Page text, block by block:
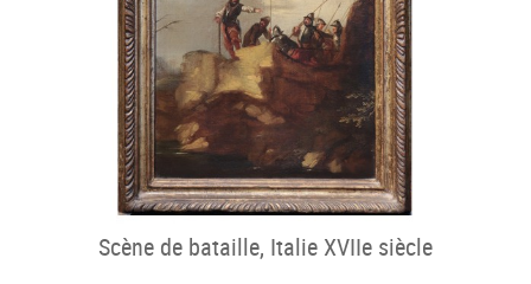
Scène de bataille, Italie XVIIe siècle